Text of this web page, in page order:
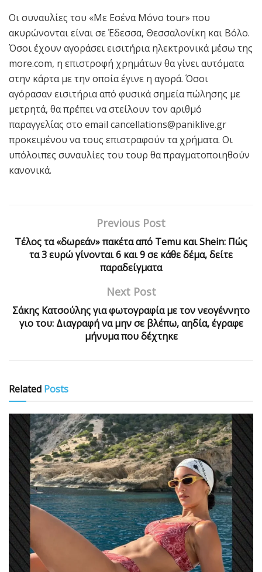
Οι συναυλίες του «Με Εσένα Μόνο tour» που
ακυρώνονται είναι σε Έδεσσα, Θεσσαλονίκη και Βόλο.
Όσοι έχουν αγοράσει εισιτήρια ηλεκτρονικά μέσω της
more.com, η επιστροφή χρημάτων θα γίνει αυτόματα
στην κάρτα με την οποία έγινε η αγορά. Όσοι
αγόρασαν εισιτήρια από φυσικά σημεία πώλησης με
μετρητά, θα πρέπει να στείλουν τον αριθμό
παραγγελίας στο email cancellations@paniklive.gr
προκειμένου να τους επιστραφούν τα χρήματα. Οι
υπόλοιπες συναυλίες του τουρ θα πραγματοποιηθούν
κανονικά.
Previous Post
Τέλος τα «δωρεάν» πακέτα από Temu και Shein: Πώς
τα 3 ευρώ γίνονται 6 και 9 σε κάθε δέμα, δείτε
παραδείγματα
Next Post
Σάκης Κατσούλης για φωτογραφία με τον νεογέννητο
γιο του: Διαγραφή να μην σε βλέπω, αηδία, έγραφε
μήνυμα που δέχτηκε
Related Posts